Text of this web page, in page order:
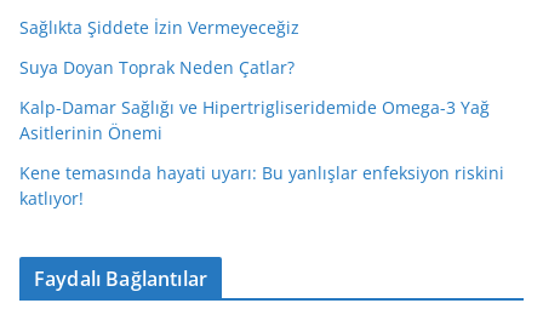
Sağlıkta Şiddete İzin Vermeyeceğiz
Suya Doyan Toprak Neden Çatlar?
Kalp-Damar Sağlığı ve Hipertrigliseridemide Omega-3 Yağ
Asitlerinin Önemi
Kene temasında hayati uyarı: Bu yanlışlar enfeksiyon riskini
katlıyor!
Faydalı Bağlantılar